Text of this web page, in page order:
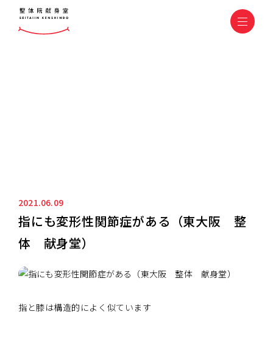
2021.06.09
指にも変形性関節症がある（東大阪 整
体 献身堂）
指と膝は構造的によく似ています